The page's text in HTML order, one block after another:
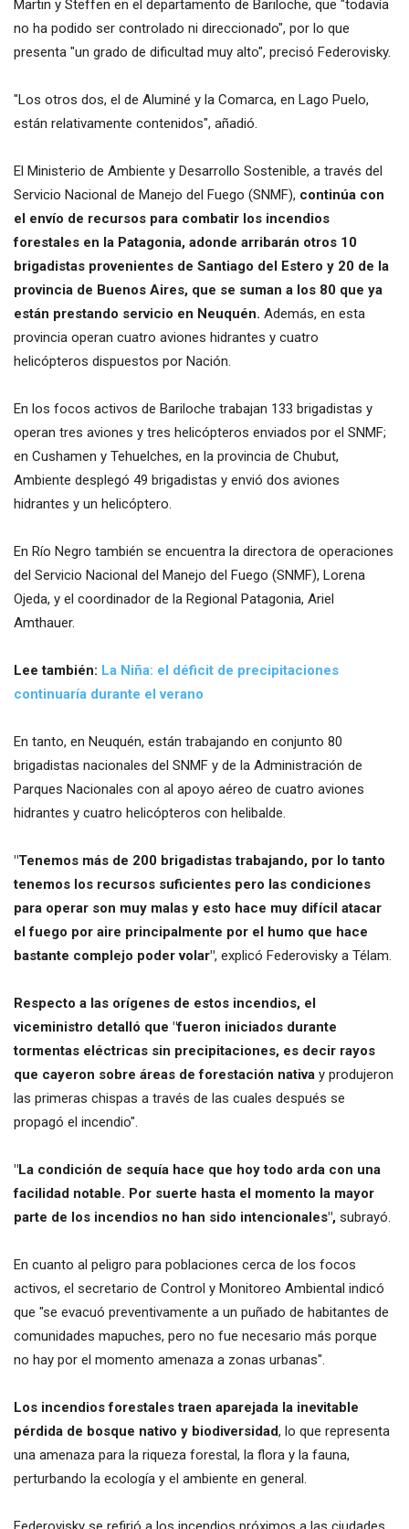
Martin y Steffen en el departamento de Bariloche, que "todavía
no ha podido ser controlado ni direccionado", por lo que
presenta "un grado de dificultad muy alto", precisó Federovisky.
"Los otros dos, el de Aluminé y la Comarca, en Lago Puelo,
están relativamente contenidos", añadió.
El Ministerio de Ambiente y Desarrollo Sostenible, a través del
Servicio Nacional de Manejo del Fuego (SNMF), continúa con
el envío de recursos para combatir los incendios
forestales en la Patagonia, adonde arribarán otros 10
brigadistas provenientes de Santiago del Estero y 20 de la
provincia de Buenos Aires, que se suman a los 80 que ya
están prestando servicio en Neuquén. Además, en esta
provincia operan cuatro aviones hidrantes y cuatro
helicópteros dispuestos por Nación.
En los focos activos de Bariloche trabajan 133 brigadistas y
operan tres aviones y tres helicópteros enviados por el SNMF;
en Cushamen y Tehuelches, en la provincia de Chubut,
Ambiente desplegó 49 brigadistas y envió dos aviones
hidrantes y un helicóptero.
En Río Negro también se encuentra la directora de operaciones
del Servicio Nacional del Manejo del Fuego (SNMF), Lorena
Ojeda, y el coordinador de la Regional Patagonia, Ariel
Amthauer.
Lee también: La Niña: el déficit de precipitaciones
continuaría durante el verano
En tanto, en Neuquén, están trabajando en conjunto 80
brigadistas nacionales del SNMF y de la Administración de
Parques Nacionales con al apoyo aéreo de cuatro aviones
hidrantes y cuatro helicópteros con helibalde.
"Tenemos más de 200 brigadistas trabajando, por lo tanto
tenemos los recursos suficientes pero las condiciones
para operar son muy malas y esto hace muy difícil atacar
el fuego por aire principalmente por el humo que hace
bastante complejo poder volar", explicó Federovisky a Télam.
Respecto a las orígenes de estos incendios, el
viceministro detalló que "fueron iniciados durante
tormentas eléctricas sin precipitaciones, es decir rayos
que cayeron sobre áreas de forestación nativa y produjeron
las primeras chispas a través de las cuales después se
propagó el incendio".
"La condición de sequía hace que hoy todo arda con una
facilidad notable. Por suerte hasta el momento la mayor
parte de los incendios no han sido intencionales", subrayó.
En cuanto al peligro para poblaciones cerca de los focos
activos, el secretario de Control y Monitoreo Ambiental indicó
que "se evacuó preventivamente a un puñado de habitantes de
comunidades mapuches, pero no fue necesario más porque
no hay por el momento amenaza a zonas urbanas".
Los incendios forestales traen aparejada la inevitable
pérdida de bosque nativo y biodiversidad, lo que representa
una amenaza para la riqueza forestal, la flora y la fauna,
perturbando la ecología y el ambiente en general.